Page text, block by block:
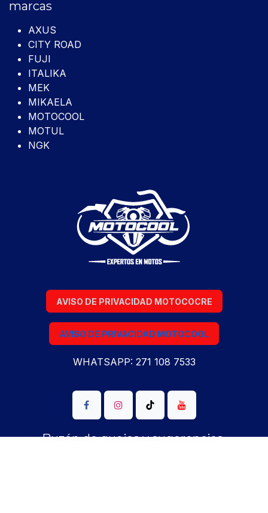
marcas
AXUS
CITY ROAD
FUJI
ITALIKA
MEK
MIKAELA
MOTOCOOL
MOTUL
NGK
AVISO DE PRIVACIDAD MOTOCOCRE
AVISO DE PRIVACIDAD MOTOCOOL
WHATSAPP: 271 108 7533
Buzón de quejas y sugerencias